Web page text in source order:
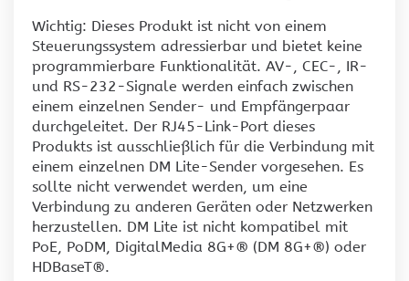
Wichtig: Dieses Produkt ist nicht von einem
Steuerungssystem adressierbar und bietet keine
programmierbare Funktionalität. AV-, CEC-, IR-
und RS-232-Signale werden einfach zwischen
einem einzelnen Sender- und Empfängerpaar
durchgeleitet. Der RJ45-Link-Port dieses
Produkts ist ausschließlich für die Verbindung mit
einem einzelnen DM Lite-Sender vorgesehen. Es
sollte nicht verwendet werden, um eine
Verbindung zu anderen Geräten oder Netzwerken
herzustellen. DM Lite ist nicht kompatibel mit
PoE, PoDM, DigitalMedia 8G+® (DM 8G+®) oder
HDBaseT®.